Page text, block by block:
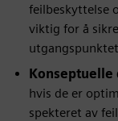
feilbeskyttelse
viktig for å
Konseptuelle
hvis de er
spekteret av